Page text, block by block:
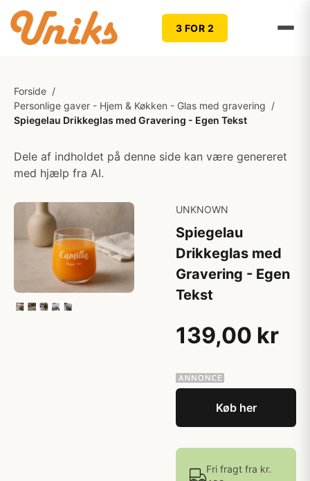
3 FOR 2
Forside /
Personlige gaver - Hjem & Køkken - Glas med gravering /
Spiegelau Drikkeglas med Gravering - Egen Tekst
Dele af indholdet på denne side kan være genereret
med hjælp fra AI.
UNKNOWN
Spiegelau
Drikkeglas med
Gravering - Egen
Tekst
139,00 kr
Køb her
Fri fragt fra kr.